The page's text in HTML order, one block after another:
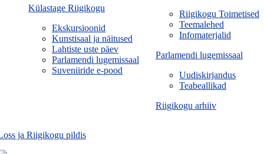
Riigikogu Toimetised
Teemalehed
Infomaterjalid
Parlamendi lugemissaal
Uudiskirjandus
Teabeallikad
Riigikogu arhiiv
Külastage Riigikogu
Ekskursioonid
Kunstisaal ja näitused
Lahtiste uste päev
Parlamendi lugemissaal
Suveniiride e-pood
ja Riigikogu pildis